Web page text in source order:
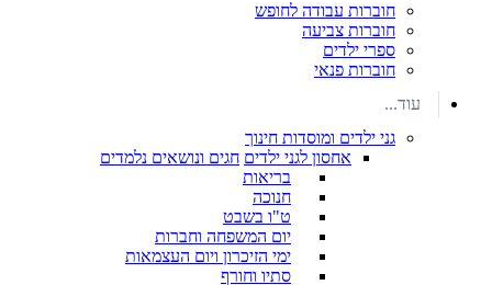
חוברות עבודה לחופש
חוברות צביעה
ספרי ילדים
חוברות פנאי
עוד...
גני ילדים ומוסדות חינוך
אחסון לגני ילדים חגים ונושאים נלמדים
בריאות
חנוכה
ט"ו בשבט
יום המשפחה וחברות
ימי הזיכרון ויום העצמאות
סתיו וחורף